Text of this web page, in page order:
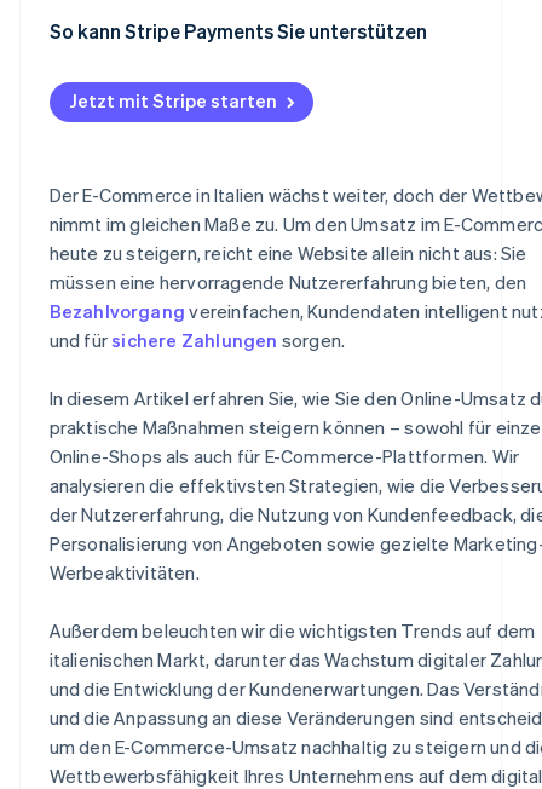
Kundenfeedback nutzen
Personalisierung und Produktempfehlungen
Wie lassen sich Online-Verkäufe steigern?
Die Benutzerfreundlichkeit der Plattform optimieren
Sichere Transaktionen gewährleisten
Fortschrittliche Analysen implementieren
Wie überzeugen Sie Kundinnen und Kunden zum Kauf?
So kann Stripe Payments Sie unterstützen
Jetzt mit Stripe starten
Der E-Commerce in Italien wächst weiter, doch der
nimmt im gleichen Maße zu. Um den Umsatz im E-
heute zu steigern, reicht eine Website allein nicht aus: Sie
müssen eine hervorragende Nutzererfahrung bieten, den
Bezahlvorgang vereinfachen, Kundendaten intelligent
und fürsichere Zahlungen sorgen.
In diesem Artikel erfahren Sie, wie Sie den Online-Umsatz
praktische Maßnahmen steigern können – sowohl für
Online-Shops als auch für E-Commerce-Plattformen. Wir
analysieren die effektivsten Strategien, wie die
der Nutzererfahrung, die Nutzung von Kundenfeedback,
Personalisierung von Angeboten sowie gezielte
Werbeaktivitäten.
Außerdem beleuchten wir die wichtigsten Trends auf dem
italienischen Markt, darunter das Wachstum digitaler
und die Entwicklung der Kundenerwartungen. Das
und die Anpassung an diese Veränderungen sind
um den E-Commerce-Umsatz nachhaltig zu steigern und
Wettbewerbsfähigkeit Ihres Unternehmens auf dem